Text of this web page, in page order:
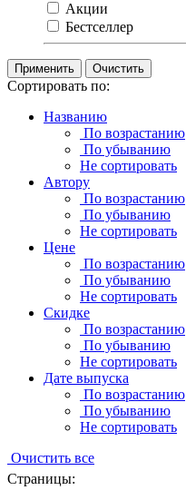
Акции
Бестселлер
Очистить
Сортировать по:
Названию
По возрастанию
По убыванию
Не сортировать
Автору
По возрастанию
По убыванию
Не сортировать
Цене
По возрастанию
По убыванию
Не сортировать
Скидке
По возрастанию
По убыванию
Не сортировать
Дате выпуска
По возрастанию
По убыванию
Не сортировать
Очистить все
Страницы: